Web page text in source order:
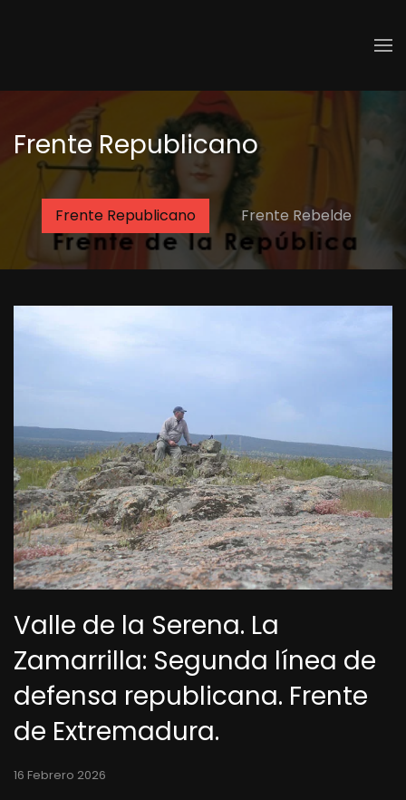
Frente Republicano
Frente Republicano Frente Rebelde
Valle de la Serena. La
Zamarrilla: Segunda línea de
defensa republicana. Frente
de Extremadura.
16 Febrero 2026